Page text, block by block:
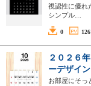
視認性に優れ
シンプル…
0 126
２０２６
ーデザイン
お部屋にそっ